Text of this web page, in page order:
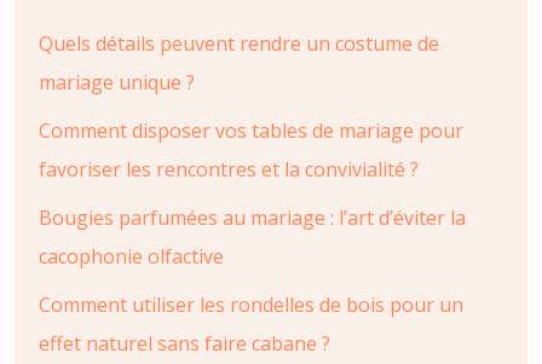
Quels détails peuvent rendre un costume de
mariage unique ?
Comment disposer vos tables de mariage pour
favoriser les rencontres et la convivialité ?
Bougies parfumées au mariage : l’art d’éviter la
cacophonie olfactive
Comment utiliser les rondelles de bois pour un
effet naturel sans faire cabane ?